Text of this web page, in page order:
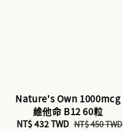
Nature's Own 1000mcg
維他命 B12 60粒
Sale
NT$ 432 TWD Regular
NT$ 450 TWD